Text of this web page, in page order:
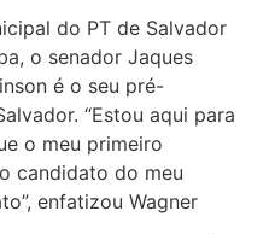
do PT de Salvador
o senador Jaques
é o seu pré-
“Estou aqui para
o meu primeiro
candidato do meu
enfatizou Wagner